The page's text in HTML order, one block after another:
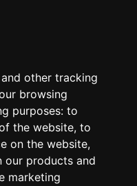
other tracking
browsing
purposes: to
the website, to
on the website,
our products and
marketing